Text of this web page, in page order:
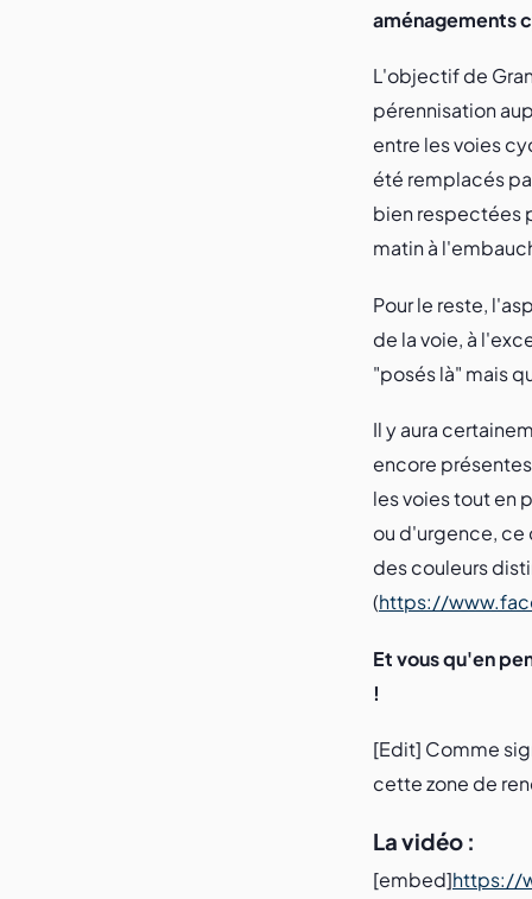
aménagements
L'objectif de
pérennisation
entre les voies
été remplacés
bien respectées
matin à
Pour le reste,
de la voie, à
"posés là" mais
Il y aura
encore
les voies tout en
ou d'urgence, ce
des couleurs
(https://
Et vous qu'en
!
[Edit] Comme
cette zone de
La vidéo :
[embed]https://